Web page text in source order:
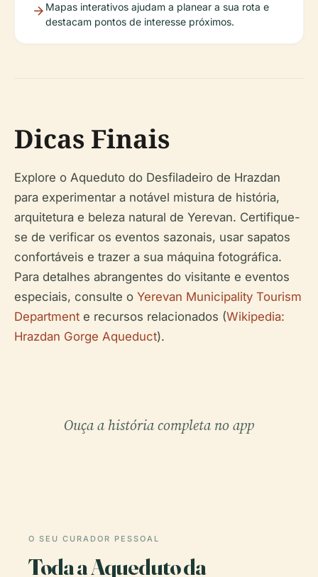
Mapas interativos ajudam a planear a sua rota e
destacam pontos de interesse próximos.
Dicas Finais
Explore o Aqueduto do Desfiladeiro de Hrazdan
para experimentar a notável mistura de história,
arquitetura e beleza natural de Yerevan. Certifique-
se de verificar os eventos sazonais, usar sapatos
confortáveis e trazer a sua máquina fotográfica.
Para detalhes abrangentes do visitante e eventos
especiais, consulte o Yerevan Municipality Tourism
Department e recursos relacionados (Wikipedia:
Hrazdan Gorge Aqueduct).
Ouça a história completa no app
O SEU CURADOR PESSOAL
Toda a Aqueduto da